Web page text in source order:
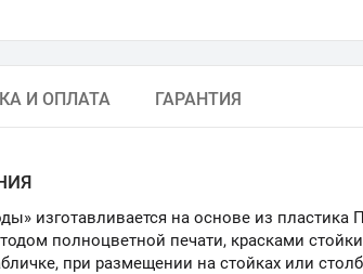
И ОПЛАТА ГАРАНТИЯ
изготавливается на основе из пластика
полноцветной печати, красками
при размещении на стойках или